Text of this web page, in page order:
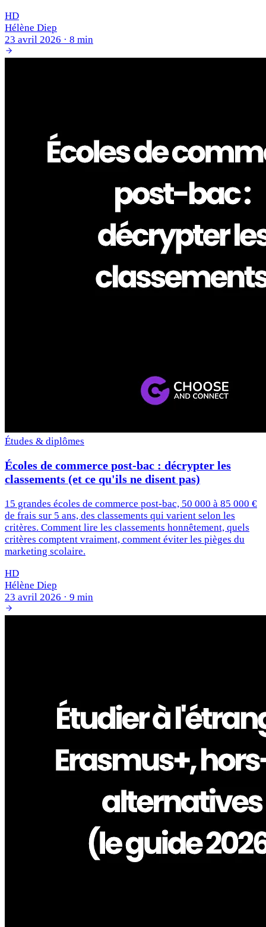
HD
Hélène Diep
23 avril 2026 · 8 min
Études & diplômes
Écoles de commerce post-bac : décrypter les
classements (et ce qu'ils ne disent pas)
15 grandes écoles de commerce post-bac, 50 000 à 85 000 €
de frais sur 5 ans, des classements qui varient selon les
critères. Comment lire les classements honnêtement, quels
critères comptent vraiment, comment éviter les pièges du
marketing scolaire.
HD
Hélène Diep
23 avril 2026 · 9 min